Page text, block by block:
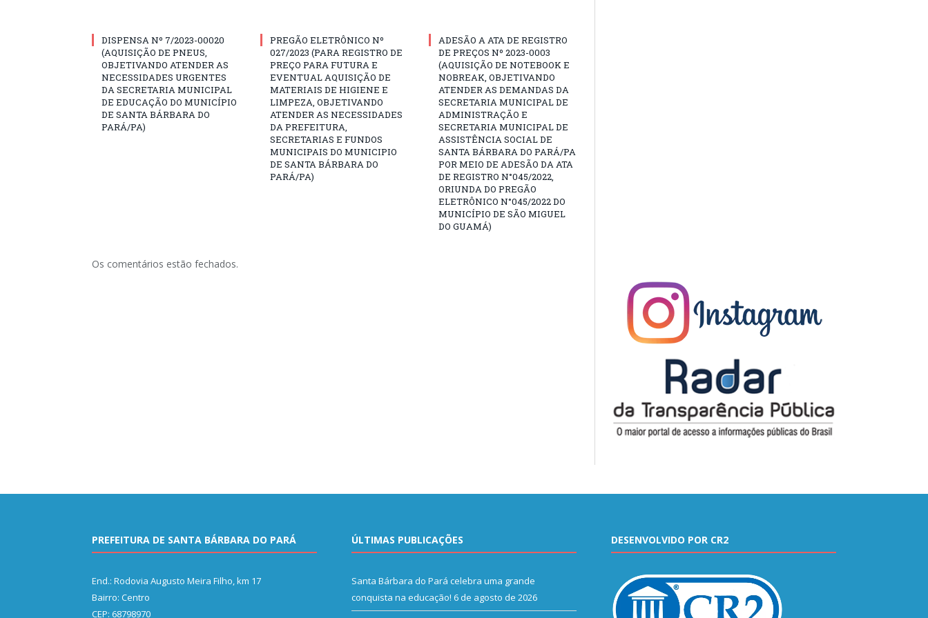
DISPENSA Nº 7/2023-00020
(AQUISIÇÃO DE PNEUS,
OBJETIVANDO ATENDER AS
NECESSIDADES URGENTES
DA SECRETARIA MUNICIPAL
DE EDUCAÇÃO DO MUNICÍPIO
DE SANTA BÁRBARA DO
PARÁ/PA)
PREGÃO ELETRÔNICO Nº
027/2023 (PARA REGISTRO DE
PREÇO PARA FUTURA E
EVENTUAL AQUISIÇÃO DE
MATERIAIS DE HIGIENE E
LIMPEZA, OBJETIVANDO
ATENDER AS NECESSIDADES
DA PREFEITURA,
SECRETARIAS E FUNDOS
MUNICIPAIS DO MUNICIPIO
DE SANTA BÁRBARA DO
PARÁ/PA)
ADESÃO A ATA DE REGISTRO
DE PREÇOS Nº 2023-0003
(AQUISIÇÃO DE NOTEBOOK E
NOBREAK, OBJETIVANDO
ATENDER AS DEMANDAS DA
SECRETARIA MUNICIPAL DE
ADMINISTRAÇÃO E
SECRETARIA MUNICIPAL DE
ASSISTÊNCIA SOCIAL DE
SANTA BÁRBARA DO PARÁ/PA
POR MEIO DE ADESÃO DA ATA
DE REGISTRO N°045/2022,
ORIUNDA DO PREGÃO
ELETRÔNICO N°045/2022 DO
MUNICÍPIO DE SÃO MIGUEL
DO GUAMÁ)
Os comentários estão fechados.
PREFEITURA DE SANTA BÁRBARA DO PARÁ
End.: Rodovia Augusto Meira Filho, km 17
Bairro: Centro
CEP: 68798970
ÚLTIMAS PUBLICAÇÕES
Santa Bárbara do Pará celebra uma grande
conquista na educação! 6 de agosto de 2026
DESENVOLVIDO POR CR2